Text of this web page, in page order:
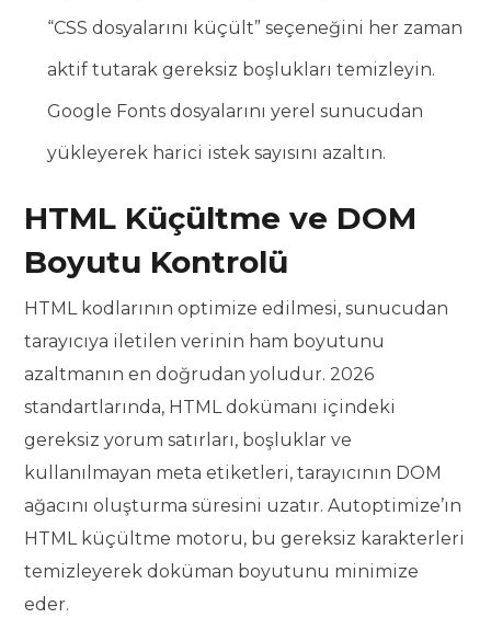
“CSS dosyalarını küçült” seçeneğini her zaman
aktif tutarak gereksiz boşlukları temizleyin.
Google Fonts dosyalarını yerel sunucudan
yükleyerek harici istek sayısını azaltın.
HTML Küçültme ve DOM
Boyutu Kontrolü
HTML kodlarının optimize edilmesi, sunucudan
tarayıcıya iletilen verinin ham boyutunu
azaltmanın en doğrudan yoludur. 2026
standartlarında, HTML dokümanı içindeki
gereksiz yorum satırları, boşluklar ve
kullanılmayan meta etiketleri, tarayıcının DOM
ağacını oluşturma süresini uzatır. Autoptimize’ın
HTML küçültme motoru, bu gereksiz karakterleri
temizleyerek doküman boyutunu minimize
eder.